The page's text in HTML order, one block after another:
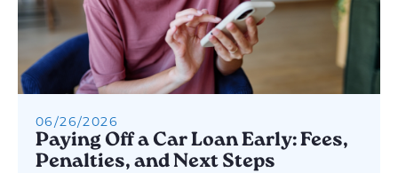
06 /26/2026
Paying Off a Car Loan Early: Fees,
Penalties, and Next Steps